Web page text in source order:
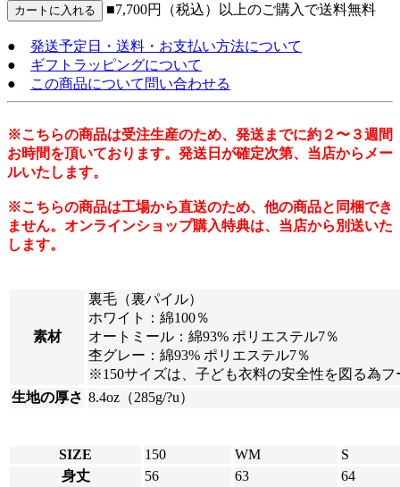
■7,700円（税込）以上のご購入で送料無料
● 発送予定日・送料・お支払い方法について
● ギフトラッピングについて
●
この商品について問い合わせる
※こちらの商品は受注生産のため、発送までに約２〜３週間
お時間を頂いております。発送日が確定次第、当店からメー
ルいたします。
※こちらの商品は工場から直送のため、他の商品と同梱でき
ません。オンラインショップ購入特典は、当店から別送いた
します。
素材
裏毛（裏パイル）
ホワイト：綿100％
オートミール：綿93% ポリエステル7％
杢グレー：綿93% ポリエステル7％
※150サイズは、子ども衣料の安全性を図る為
生地の厚さ 8.4oz（285g/?u）
SIZE 150 WM
S
身丈
56 63
64